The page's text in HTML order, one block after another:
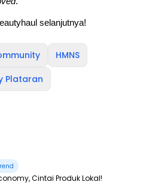
selanjutnya!
HMNS
Plataran
Cintai Produk Lokal!